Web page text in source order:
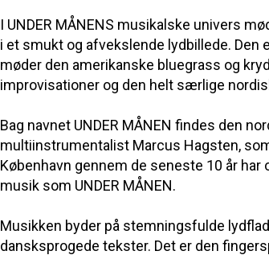
I UNDER MÅNENS musikalske univers
i et smukt og afvekslende lydbillede. Den
møder den amerikanske bluegrass og
improvisationer og den helt særlige
Bag navnet UNDER MÅNEN findes den
multiinstrumentalist Marcus Hagsten,
København gennem de seneste 10 år har
musik som UNDER MÅNEN.
Musikken byder på stemningsfulde
dansksprogede tekster. Det er den